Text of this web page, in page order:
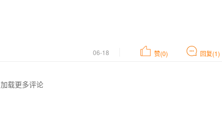
06-18 赞(0) 回复(1)
加载更多评论